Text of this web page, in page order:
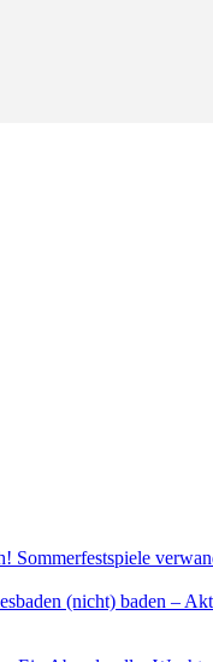
Sommerfestspiele
(nicht) baden –